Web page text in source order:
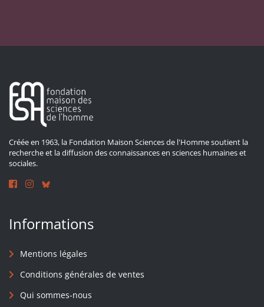
Créée en 1963, la Fondation Maison Sciences de l'Homme soutient la
recherche et la diffusion des connaissances en sciences humaines et
sociales.
Informations
Mentions légales
Conditions générales de ventes
Qui sommes-nous